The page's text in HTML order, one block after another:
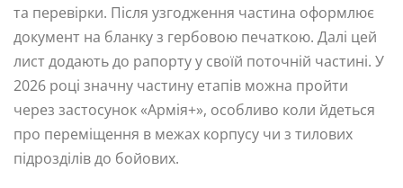
та перевірки. Після узгодження частина оформлює
документ на бланку з гербовою печаткою. Далі цей
лист додають до рапорту у своїй поточній частині. У
2026 році значну частину етапів можна пройти
через застосунок «Армія+», особливо коли йдеться
про переміщення в межах корпусу чи з тилових
підрозділів до бойових.